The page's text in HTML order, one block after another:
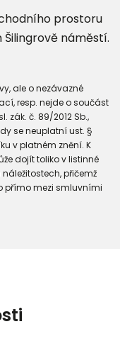
prostoru
náměstí.
ale o nezávazné
resp. nejde o součást
zák. č. 89/2012 Sb.,
se neuplatní ust. §
v platném znění. K
dojít toliko v listinné
přičemž
přímo mezi smluvními